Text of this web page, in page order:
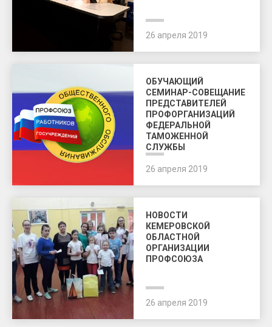
26 апреля 2019
ОБУЧАЮЩИЙ
СЕМИНАР-СОВЕЩАНИЕ
ПРЕДСТАВИТЕЛЕЙ
ПРОФОРГАНИЗАЦИЙ
ФЕДЕРАЛЬНОЙ
ТАМОЖЕННОЙ
СЛУЖБЫ
26 апреля 2019
НОВОСТИ
КЕМЕРОВСКОЙ
ОБЛАСТНОЙ
ОРГАНИЗАЦИИ
ПРОФСОЮЗА
26 апреля 2019